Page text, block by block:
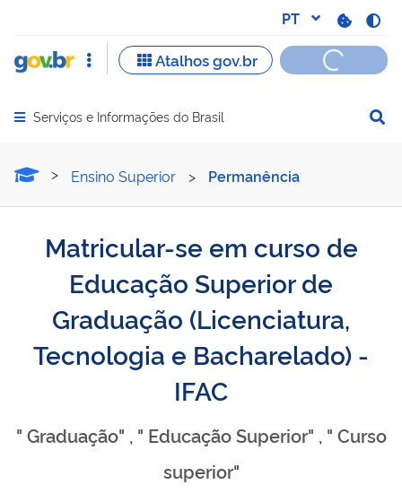
Abrir menu principal de navegação
Serviços e Informações do Brasil
Matricular-se em curso
Ensino Superior > Permanência
Matricular-se em curso de
Educação Superior de
Graduação (Licenciatura,
Tecnologia e Bacharelado) -
IFAC
" Graduação" , " Educação Superior" , " Curso
superior"